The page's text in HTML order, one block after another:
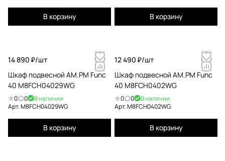
В корзину В корзину
14 890 ₽/шт
Шкаф подвесной AM.PM Func
40 M8FCH04029WG
0 0
В наличии
Арт.M8FCH04029WG
В корзину
12 490 ₽/шт
Шкаф подвесной AM.PM Func
40 M8FCH0402WG
0 0
В наличии
Арт.M8FCH0402WG
В корзину